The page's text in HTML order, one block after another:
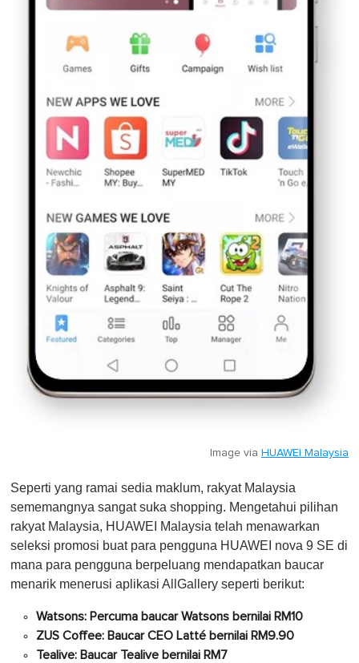
Image via HUAWEI Malaysia
Seperti yang ramai sedia maklum, rakyat Malaysia
sememangnya sangat suka shopping. Mengetahui pilihan
rakyat Malaysia, HUAWEI Malaysia telah menawarkan
seleksi promosi buat para pengguna HUAWEI nova 9 SE di
mana para pengguna berpeluang mendapatkan baucar
menarik menerusi aplikasi AllGallery seperti berikut:
Watsons: Percuma baucar Watsons bernilai RM10
ZUS Coffee: Baucar CEO Latté bernilai RM9.90
Tealive: Baucar Tealive bernilai RM7